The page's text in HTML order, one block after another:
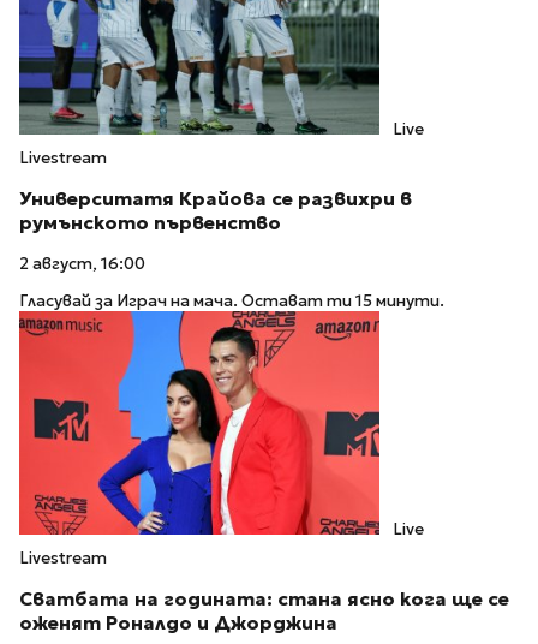
Live
Livestream
Университатя Крайова се развихри в
румънското първенство
2 август, 16:00
Гласувай за Играч на мача. Остават ти 15 минути.
Live
Livestream
Сватбата на годината: стана ясно кога ще се
оженят Роналдо и Джорджина